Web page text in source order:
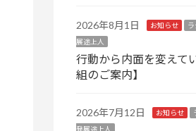
2026年8月1日 お知らせ
展途上人
行動から内面を変えて
組のご案内】
2026年7月12日 お知らせ
発展途上人